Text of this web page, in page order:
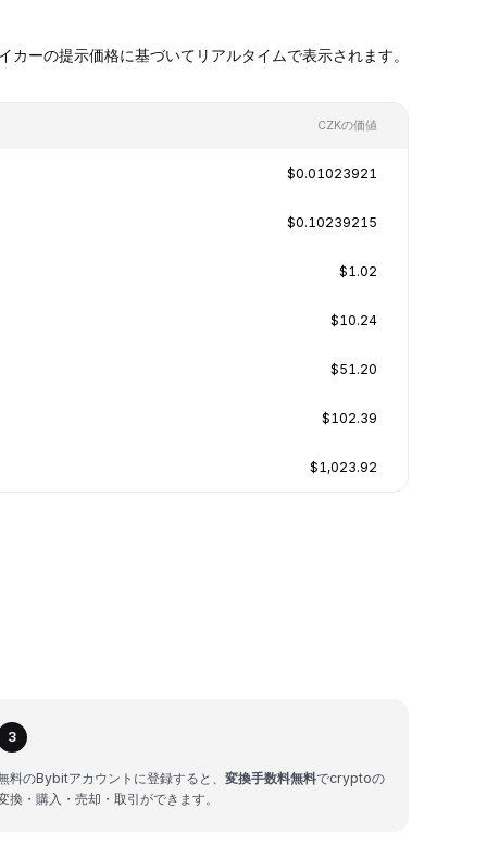
ーの提示価格に基づいてリアルタイムで表示されます。
CZKの価値
$0.01023921
$0.10239215
$1.02
$10.24
$51.20
$102.39
$1,023.92
3
料のBybitアカウントに登録すると、 変換手数料無料でcryptoの
換・購入・売却・取引ができます。